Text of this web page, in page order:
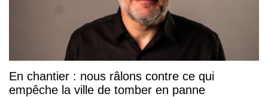
En chantier : nous râlons contre ce qui
empêche la ville de tomber en panne